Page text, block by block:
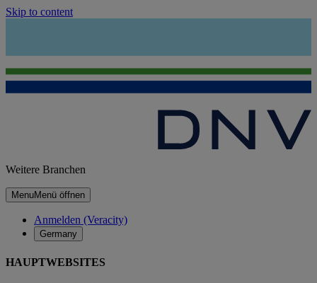
Skip to content
Weitere Branchen
MenuMenü öffnen
Anmelden (Veracity)
Germany
HAUPTWEBSITES